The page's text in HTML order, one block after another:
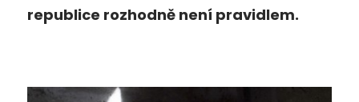
republice rozhodně není pravidlem.